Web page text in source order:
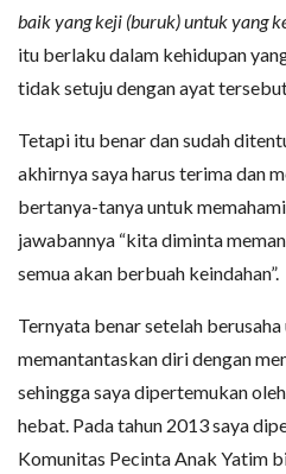
baik yang keji (buruk) untuk yang
itu berlaku dalam kehidupan
tidak setuju dengan ayat
Tetapi itu benar dan sudah
akhirnya saya harus terima dan
bertanya-tanya untuk
jawabannya “kita diminta
semua akan berbuah keindahan”.
Ternyata benar setelah
memantantaskan diri dengan
sehingga saya dipertemukan
hebat. Pada tahun 2013 saya
Komunitas Pecinta Anak Yatim